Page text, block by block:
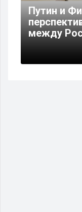
Путин и
между